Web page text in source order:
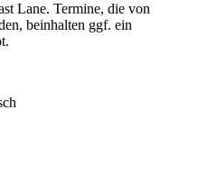
Lane. Termine, die von
beinhalten ggf. ein